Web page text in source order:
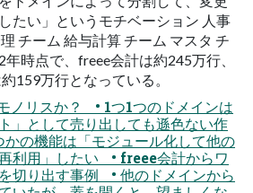
たい」というモチベーション 人事
チーム 給与計算 チーム マスタ チ
時点で、freee会計は約245万行、
159万行となっている。
ノリスか？ • 1つ1つのドメインは
」として売り出しても遜色ない作
の機能は「モジュール化して他の
利用」したい • freee会計からワ
切り出す事例 • 他のドメインから